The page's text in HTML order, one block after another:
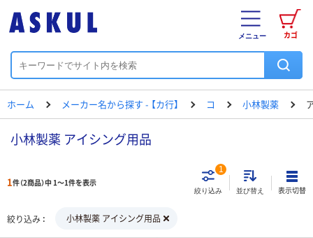
カゴ
メニュー
ホーム メーカー名から探す - 【カ行】 コ 小林製薬
小林製薬 アイシング用品
1件（2商品）中 1～1件を表示
絞り込み
1
並び替え 表示切替
絞り込み 小林製薬 アイシング用品